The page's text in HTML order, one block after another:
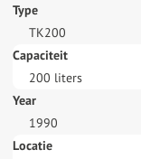
Type
TK200
Capaciteit
200 liters
Year
1990
Locatie